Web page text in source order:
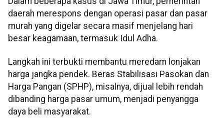
daerah merespons dengan operasi pasar dan pasar
murah yang digelar secara masif menjelang hari
besar keagamaan, termasuk Idul Adha.
Langkah ini terbukti membantu meredam lonjakan
harga jangka pendek. Beras Stabilisasi Pasokan dan
Harga Pangan (SPHP), misalnya, dijual lebih rendah
dibanding harga pasar umum, menjadi penyangga
daya beli masyarakat.